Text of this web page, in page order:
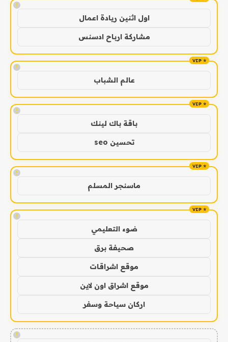
!
اول اثنين ريادة اعمال
مشاركة ارباح ادسنس
!
عالم الشباب
!
باقة باك لينك
تحسين seo
!
ماسنجر المسلم
!
ضوء التعليمي
صحيفة برق
موقع اشراقات
موقع اشراق اون لاين
اركان سياحة وسفر
!